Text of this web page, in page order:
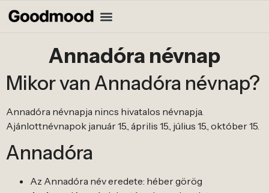
Annadóra névnap
Mikor van Annadóra névnap?
Annadóra névnapja nincs hivatalos névnapja.
Ajánlottnévnapok január 15., április 15., július 15., október 15.
Annadóra
Az Annadóra név eredete: héber görög